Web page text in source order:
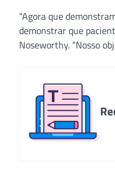
“Agora que
demonstrar que
Noseworthy. “Nosso